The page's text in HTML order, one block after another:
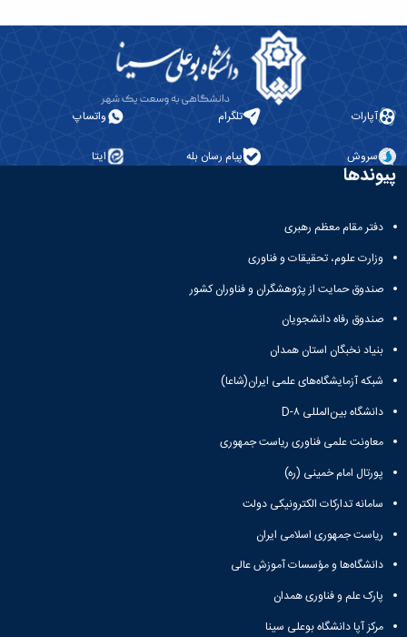
آپارات تلگرام واتساپ
سروش پیام رسان بله ایتا
پیوندها
دفتر مقام معظم رهبری
وزارت علوم، تحقیقات و فناوری
صندوق حمایت از پژوهشگران و فناوران کشور
صندوق رفاه دانشجویان
بنیاد نخبگان استان همدان
شبکه آزمایشگاه‌های علمی ایران(شاعا)
دانشگاه بین‌المللی D-۸
معاونت علمی فناوری ریاست جمهوری
پورتال امام خمینی (ره)
سامانه تدارکات الکترونیکی دولت
ریاست جمهوری اسلامی ایران
دانشگاه‌ها و مؤسسات آموزش عالی
پارک علم و فناوری همدان
مرکز آپا دانشگاه بوعلی سینا